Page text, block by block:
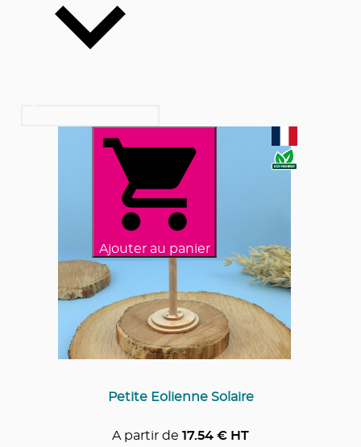
Ajouter au panier
Petite Eolienne Solaire
A partir de 17.54 € HT